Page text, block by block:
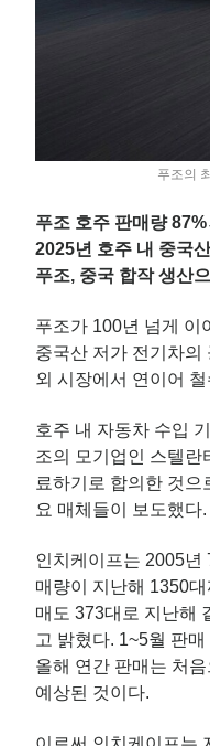
푸조의
푸조 호주 판매량
2025년 호주 내 중국
푸조, 중국 합작 생산
푸조가 100년 넘게 이
중국산 저가 전기차의
외 시장에서 연이어
호주 내 자동차 수입
조의 모기업인 스텔란
료하기로 합의한 것
요 매체들이 보도했다.
인치케이프는 2005년
매량이 지난해 1350
매도 373대로 지난해
고 밝혔다. 1~5월 판
올해 연간 판매는 처
예상된 것이다.